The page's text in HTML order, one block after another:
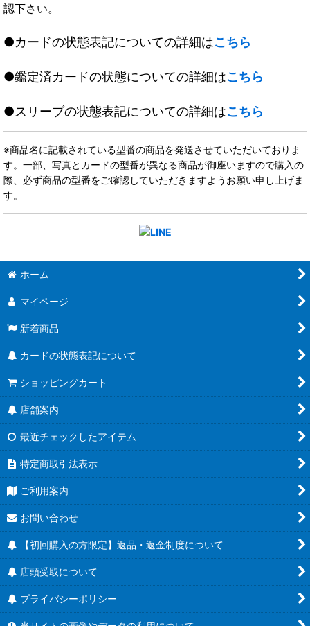
認下さい。
●カードの状態表記についての詳細はこちら
●鑑定済カードの状態についての詳細はこちら
●スリーブの状態表記についての詳細はこちら
※商品名に記載されている型番の商品を発送させていただいておりま
す。一部、写真とカードの型番が異なる商品が御座いますので購入の
際、必ず商品の型番をご確認していただきますようお願い申し上げま
す。
ホーム
マイページ
新着商品
カードの状態表記について
ショッピングカート
店舗案内
最近チェックしたアイテム
特定商取引法表示
ご利用案内
お問い合わせ
【初回購入の方限定】返品・返金制度について
店頭受取について
プライバシーポリシー